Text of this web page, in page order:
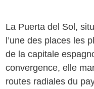
La Puerta del Sol,
l’une des places les
de la capitale
convergence, elle
routes radiales du